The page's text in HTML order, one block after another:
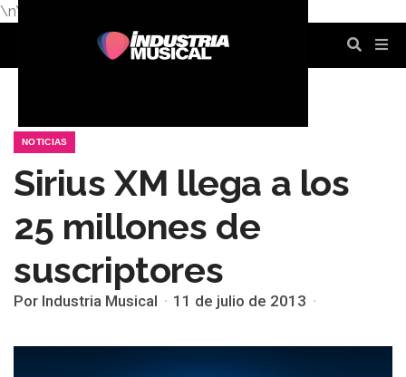
\n\n
NOTICIAS
Sirius XM llega a los
25 millones de
suscriptores
Por Industria Musical 11 de julio de 2013